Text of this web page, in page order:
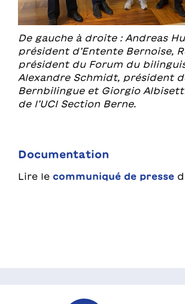
De gauche à droite : Andreas
président d’Entente Bernoise,
président du Forum du
Alexandre Schmidt, président
Bernbilingue et Giorgio
de l’UCI Section Berne.
Documentation
Lire le communiqué de presse